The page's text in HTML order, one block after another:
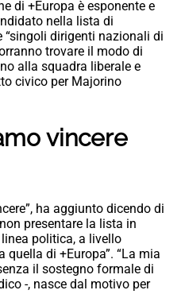
di +Europa è esponente e
nella lista di
“singoli dirigenti nazionali di
trovare il modo di
alla squadra liberale e
civico per Majorino
vincere
ha aggiunto dicendo di
presentare la lista in
politica, a livello
di +Europa”. “La mia
il sostegno formale di
-, nasce dal motivo per